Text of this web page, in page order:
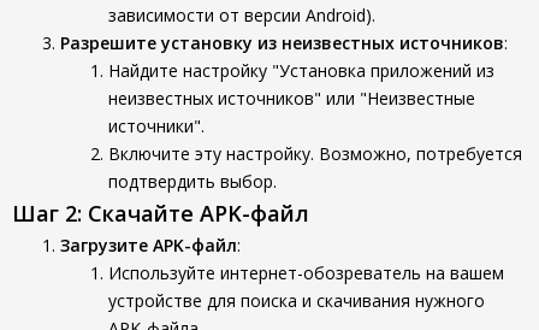
зависимости от версии Android).
Разрешите установку из неизвестных источников:
Найдите настройку "Установка приложений из
неизвестных источников" или "Неизвестные
источники".
Включите эту настройку. Возможно, потребуется
подтвердить выбор.
Шаг 2: Скачайте APK-файл
Загрузите APK-файл:
Используйте интернет-обозреватель на вашем
устройстве для поиска и скачивания нужного